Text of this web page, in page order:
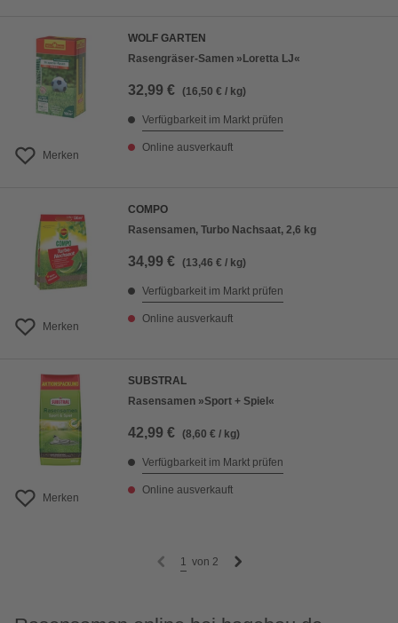
Merken
WOLF GARTEN
Rasengräser-Samen »Loretta LJ«
32,99 € (16,50 € / kg)
Verfügbarkeit im Markt prüfen
Online ausverkauft
Merken
COMPO
Rasensamen, Turbo Nachsaat, 2,6 kg
34,99 € (13,46 € / kg)
Verfügbarkeit im Markt prüfen
Online ausverkauft
Merken
SUBSTRAL
Rasensamen »Sport + Spiel«
42,99 € (8,60 € / kg)
Verfügbarkeit im Markt prüfen
Online ausverkauft
1 von 2